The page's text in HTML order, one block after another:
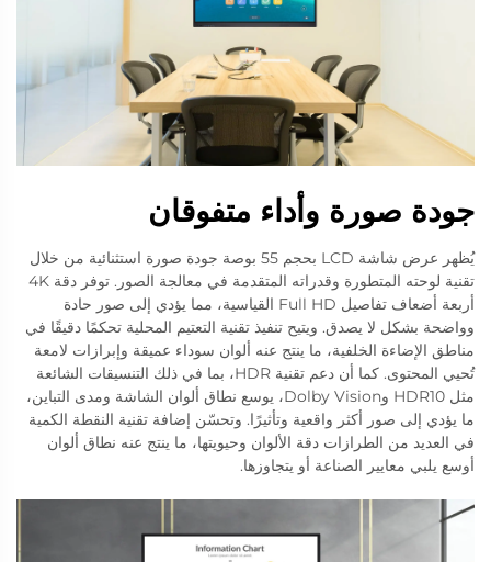
جودة صورة وأداء متفوقان
يُظهر عرض شاشة LCD بحجم 55 بوصة جودة صورة استثنائية من خلال
تقنية لوحته المتطورة وقدراته المتقدمة في معالجة الصور. توفر دقة 4K
أربعة أضعاف تفاصيل Full HD القياسية، مما يؤدي إلى صور حادة
وواضحة بشكل لا يصدق. ويتيح تنفيذ تقنية التعتيم المحلية تحكمًا دقيقًا في
مناطق الإضاءة الخلفية، ما ينتج عنه ألوان سوداء عميقة وإبرازات لامعة
تُحيي المحتوى. كما أن دعم تقنية HDR، بما في ذلك التنسيقات الشائعة
مثل HDR10 وDolby Vision، يوسع نطاق ألوان الشاشة ومدى التباين،
ما يؤدي إلى صور أكثر واقعية وتأثيرًا. وتحسّن إضافة تقنية النقطة الكمية
في العديد من الطرازات دقة الألوان وحيويتها، ما ينتج عنه نطاق ألوان
أوسع يلبي معايير الصناعة أو يتجاوزها.